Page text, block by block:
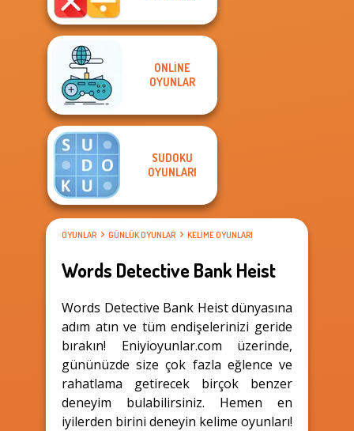
ONLINE
OYUNLAR
SUDOKU
OYUNLARI
OYUNLAR GÜNLÜK OYUNLAR KELIME OYUNLARI
Words Detective Bank Heist
Words Detective Bank Heist dünyasına
adım atın ve tüm endişelerinizi geride
bırakın! Eniyioyunlar.com üzerinde,
gününüzde size çok fazla eğlence ve
rahatlama getirecek birçok benzer
deneyim bulabilirsiniz. Hemen en
iyilerden birini deneyin kelime oyunları!